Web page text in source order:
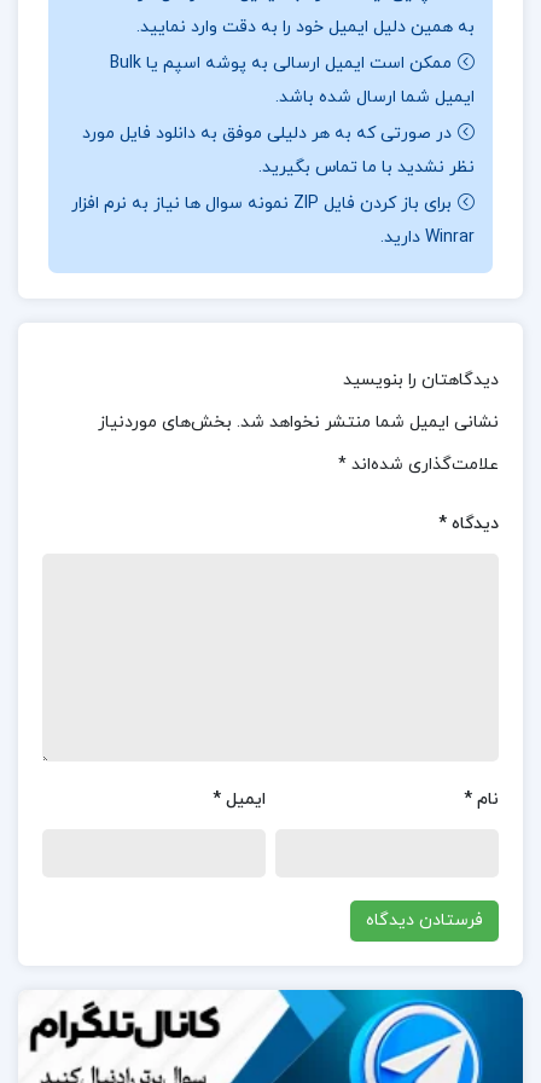
درس توماس آرمسترانگ:
کتاب “هوش‌های چندگانه در کلاس‌های درس” نوشته
توماس آرمسترانگ، به‌طور کلی با استقبال بسیار خوبی
روبرو شده است. این کتاب به‌طور مشخص به معلمان و
مربیان کمک می‌کند تا با استفاده از هوش‌های
چندگانه، توجه و توانایی‌های هر یک از دانش‌آموزان خود
را بهتر بشناسند و توسعه دهند.
نظرات کلی کاربران در مورد کتاب هوش های چندگانه
در کلاس های درس توماس آرمسترانگ:
کتاب “هوش‌های چندگانه در کلاس‌های درس” نوشته
توماس آرمسترانگ بازخوردهای مثبتی از سوی کاربران
آن‌ها را به کار گیرند.کاربران از ارائه مثال‌های واقعی و
در مورد نویسنده کتاب هوش های چندگانه در کلاس
های درس توماس آرمسترانگ:
توماس آرمسترانگ نویسنده، سخنران و متخصص برجسته
به همین دلیل ایمیل خود را به دقت وارد نمایید.
ممکن است ایمیل ارسالی به پوشه اسپم یا Bulk
ایمیل شما ارسال شده باشد.
در صورتی که به هر دلیلی موفق به دانلود فایل مورد
نظر نشدید با ما تماس بگیرید.
برای باز کردن فایل ZIP نمونه سوال ها نیاز به نرم افزار
Winrar دارید.
دیدگاهتان را بنویسید
نشانی ایمیل شما منتشر نخواهد شد. بخش‌های موردنیاز
علامت‌گذاری شده‌اند *
دیدگاه *
نام * ایمیل *